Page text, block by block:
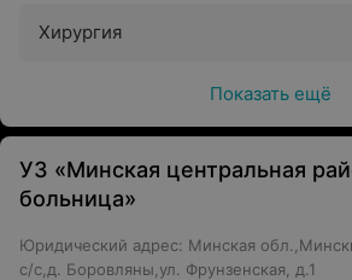
Хирургия
Показать ещё
УЗ «Минская центральная
больница»
Юридический адрес: Минская
с/с,д. Боровляны,ул. Фрунзенская, д.1